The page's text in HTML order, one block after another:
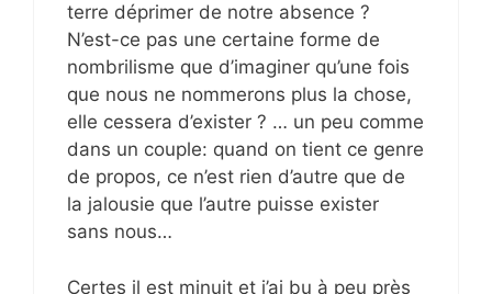
terre déprimer de notre absence ?
N’est-ce pas une certaine forme de
nombrilisme que d’imaginer qu’une fois
que nous ne nommerons plus la chose,
elle cessera d’exister ? … un peu comme
dans un couple: quand on tient ce genre
de propos, ce n’est rien d’autre que de
la jalousie que l’autre puisse exister
sans nous…
Certes il est minuit et j’ai bu à peu près